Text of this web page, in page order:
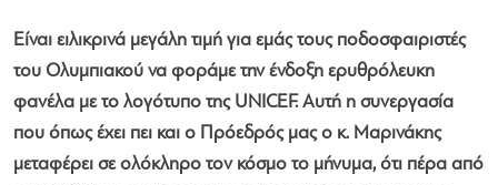
Είναι ειλικρινά μεγάλη τιμή για εμάς τους ποδοσφαιριστές
του Ολυμπιακού να φοράμε την ένδοξη ερυθρόλευκη
φανέλα με το λογότυπο της UNICEF. Αυτή η συνεργασία
που όπως έχει πει και ο Πρόεδρός μας ο κ. Μαρινάκης
μεταφέρει σε ολόκληρο τον κόσμο το μήνυμα, ότι πέρα από